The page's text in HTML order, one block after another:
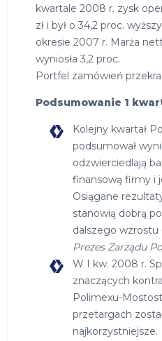
kwartale 2008 r. zysk
zł i był o 34,2 proc.
okresie 2007 r. Marża
wyniosła 3,2 proc.
Portfel zamówień
Podsumowanie 1
Kolejny kwartał
podsumował
odzwierciedlają
finansową firmy i
Osiągane
stanowią dobrą
dalszego wzrostu
Prezes Zarządu
W I kw. 2008 r.
znaczących
Polimexu-
przetargach
najkorzystniejsze.